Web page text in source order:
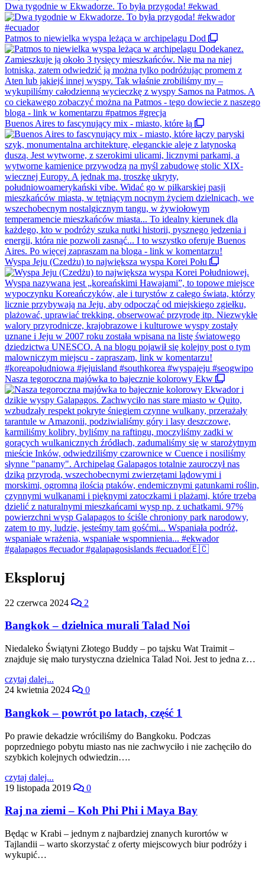
Dwa tygodnie w Ekwadorze. To była przygoda! #ekwad
Patmos to niewielka wyspa leżąca w archipelagu Dod
Buenos Aires to fascynujący mix - miasto, które łą
Wyspa Jeju (Czedżu) to największa wyspa Korei Połu
Nasza tegoroczna majówka to bajecznie kolorowy Ekw
Eksploruj
22 czerwca 2024 2
Bangkok – dzielnica murali Talad Noi
Niedaleko Świątyni Złotego Buddy – po tajsku Wat Traimit –
znajduje się mało turystyczna dzielnica Talad Noi. Jest to jedna z…
czytaj dalej...
24 kwietnia 2024
0
Bangkok – powrót po latach, część 1
Po prawie dekadzie wróciliśmy do Bangkoku. Podczas
poprzedniego pobytu miasto nas nie zachwyciło i nie zachęciło do
szybkich kolejnych odwiedzin….
czytaj dalej...
19 listopada 2019
0
Raj na ziemi – Koh Phi Phi i Maya Bay
Będąc w Krabi – jednym z najbardziej znanych kurortów w
Tajlandii – warto skorzystać z oferty miejscowych biur podróży i
wykupić…